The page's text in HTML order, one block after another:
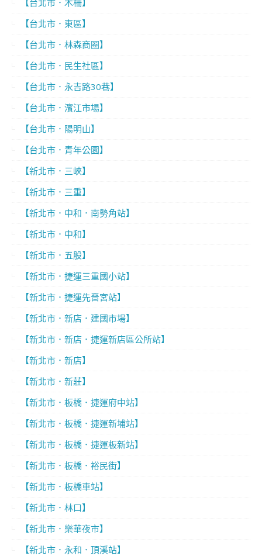
【台北市．東區】
【台北市．林森商圈】
【台北市．民生社區】
【台北市．永吉路30巷】
【台北市．濱江市場】
【台北市．陽明山】
【台北市．青年公園】
【新北市．三峽】
【新北市．三重】
【新北市．中和．南勢角站】
【新北市．中和】
【新北市．五股】
【新北市．捷運三重國小站】
【新北市．捷運先嗇宮站】
【新北市．新店．建國市場】
【新北市．新店．捷運新店區公所站】
【新北市．新店】
【新北市．新莊】
【新北市．板橋．捷運府中站】
【新北市．板橋．捷運新埔站】
【新北市．板橋．捷運板新站】
【新北市．板橋．裕民街】
【新北市．板橋車站】
【新北市．林口】
【新北市．樂華夜市】
【新北市．永和．頂溪站】